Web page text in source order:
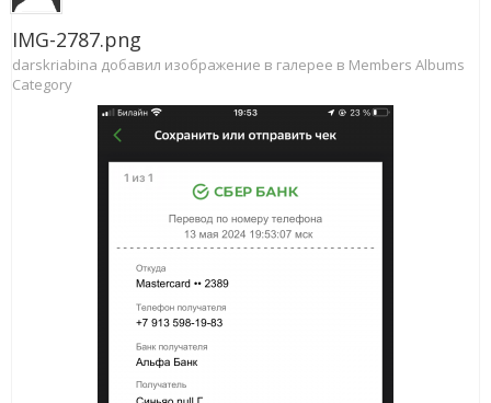
IMG-2787.png
darskriabina добавил изображение в галерее в Members Albums
Category